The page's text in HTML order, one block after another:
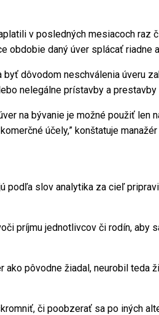
v posledných mesiacoch
daný úver splácať riadne
dôvodom neschválenia úveru
nelegálne prístavby a
na bývanie je možné použiť len
účely,” konštatuje manažér
podľa slov analytika za cieľ
príjmu jednotlivcov či rodín,
pôvodne žiadal, neurobil teda
či poobzerať sa po iných